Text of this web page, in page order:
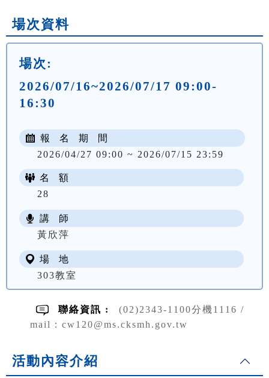
場次資料
場次:
2026/07/16~2026/07/17 09:00-
16:30
報 名 期 間
2026/04/27 09:00 ~ 2026/07/15 23:59
名 額
28
講 師
黃欣萍
場 地
303教室
聯絡資訊 :
(02)2343-1100分機1116 /
mail：cw120@ms.cksmh.gov.tw
活動內容介紹